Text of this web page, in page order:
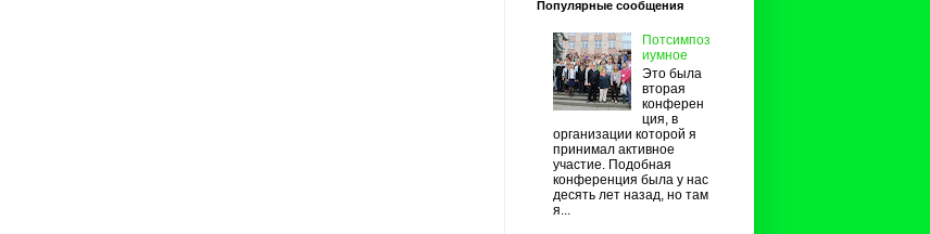
Популярные сообщения
Потсимпоз
иумное
Это была
вторая
конферен
ция, в
организации которой я
принимал активное
участие. Подобная
конференция была у нас
десять лет назад, но там
я...